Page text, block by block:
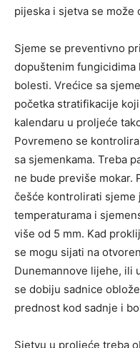
pijeska i sjetva se može
Sjeme se preventivno
dopuštenim
bolesti. Vrećice sa
početka stratifikacije
kalendaru u proljeće
Povremeno se
sa sjemenkama. Treba
ne bude previše mokar.
češće kontrolirati sjeme
temperaturama i
više od 5 mm. Kad
se mogu sijati na
Dunemannove lijehe, ili
se dobiju sadnice
prednost kod sadnje i
Sjetvu u proljeće treba